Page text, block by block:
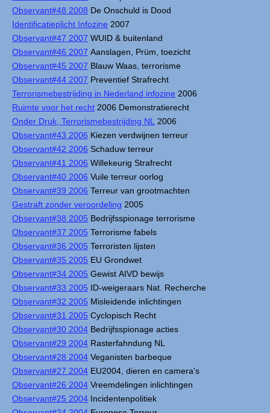
Observant#48 2008 De Onschuld is Dood
Identificatieplicht Infozine 2007
Observant#47 2007 WUID & buitenland
Observant#46 2007 Aanslagen, Prüm, toezicht
Observant#45 2007 Blauw Waas, terrorisme
Observant#44 2007 Preventief Strafrecht
Terrorismebestrijding in Nederland infozine 2006
Ruimte voor het recht 2006 Demonstratierecht
Onder Druk, Terrorismebestrijding NL
2006
Observant#43 2006 Kiezen verdwijnen terreur
Observant#42 2006 Schaduw terreur
Observant#41 2006 Willekeurig Strafrecht
Observant#40 2006 Vuile terreur oorlog
Observant#39 2006 Terreur van grootmachten
Gestraft zonder veroordeling 2005
Observant#38 2005 Bedrijfsspionage terrorisme
Observant#37 2005 Terrorisme fabels
Observant#36 2005 Terroristen lijsten
Observant#35 2005 EU Grondwet
Observant#34 2005 Gewist AIVD bewijs
Observant#33 2005 ID-weigeraars Nat. Recherche
Observant#32 2005 Misleidende inlichtingen
Observant#31 2005 Cyclopisch Recht
Observant#30 2004 Bedrijfsspionage acties
Observant#29 2004 Rasterfahndung NL
Observant#28 2004 Veganisten barbeque
Observant#27 2004 EU2004, dieren en camera's
Observant#26 2004 Vreemdelingen inlichtingen
Observant#25 2004 Incidentenpolitiek